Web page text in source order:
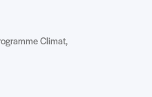
Climat,